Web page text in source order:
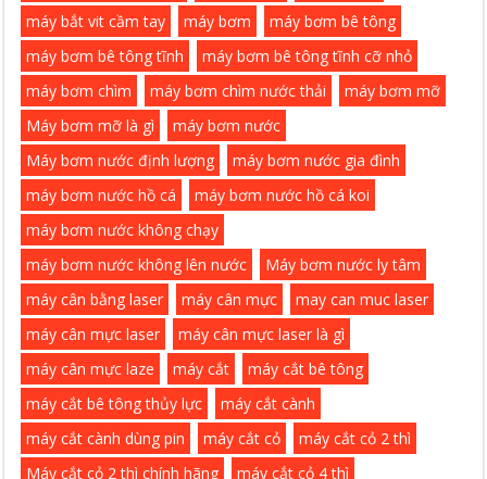
máy bắt vit cầm tay
máy bơm
máy bơm bê tông
máy bơm bê tông tĩnh
máy bơm bê tông tĩnh cỡ nhỏ
máy bơm chìm
máy bơm chìm nước thải
máy bơm mỡ
Máy bơm mỡ là gì
máy bơm nước
Máy bơm nước định lượng
máy bơm nước gia đình
máy bơm nước hồ cá
máy bơm nước hồ cá koi
máy bơm nước không chạy
máy bơm nước không lên nước
Máy bơm nước ly tâm
máy cân bằng laser
máy cân mực
may can muc laser
máy cân mực laser
máy cân mực laser là gì
máy cân mực laze
máy cắt
máy cắt bê tông
máy cắt bê tông thủy lực
máy cắt cành
máy cắt cành dùng pin
máy cắt cỏ
máy cắt cỏ 2 thì
Máy cắt cỏ 2 thì chính hãng
máy cắt cỏ 4 thì